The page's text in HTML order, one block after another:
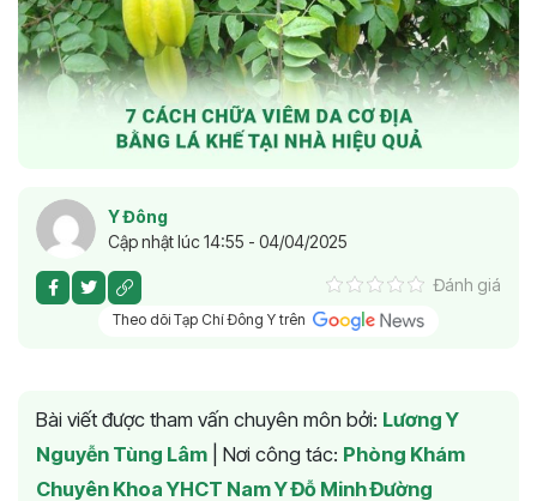
Y Đông
Cập nhật lúc 14:55 - 04/04/2025
Đánh giá
Theo dõi Tạp Chí Đông Y trên
Bài viết được tham vấn chuyên môn bởi: Lương Y
Nguyễn Tùng Lâm
Nơi công tác: Phòng Khám
Chuyên Khoa YHCT Nam Y Đỗ Minh Đường